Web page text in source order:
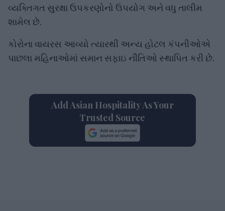
વ્યક્તિગત સુરક્ષા ઉપકરણોનો ઉપયોગ અને વધુ તાલીમ
શામેલ છે.
કોરોના વાયરસ આવ્યો ત્યારથી અન્ય હોટલ કંપનીઓએ
પાછલા મહિનાઓમાં સમાન સફાઇ નીતિઓ સ્થાપિત કરી છે.
Add Asian Hospitality As Your
Trusted Source